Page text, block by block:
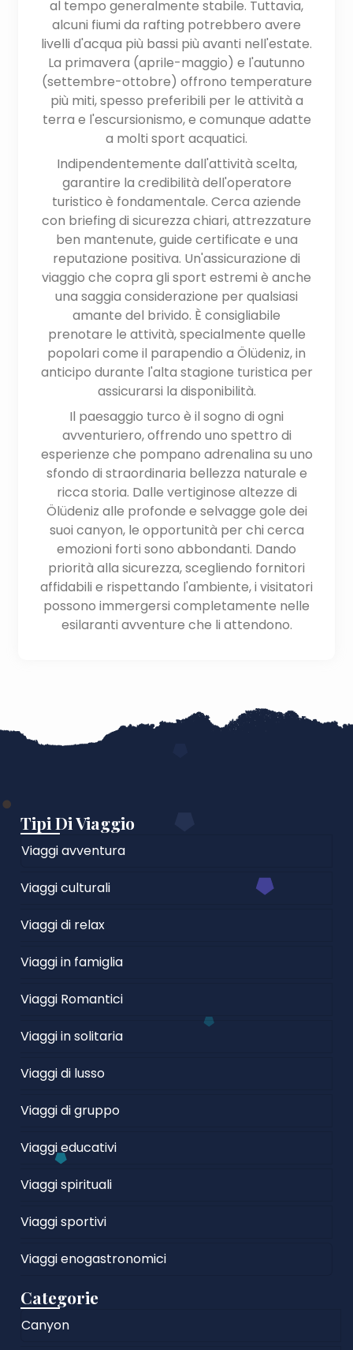
al tempo generalmente stabile. Tuttavia,
alcuni fiumi da rafting potrebbero avere
livelli d'acqua più bassi più avanti nell'estate.
La primavera (aprile-maggio) e l'autunno
(settembre-ottobre) offrono temperature
più miti, spesso preferibili per le attività a
terra e l'escursionismo, e comunque adatte
a molti sport acquatici.
Indipendentemente dall'attività scelta,
garantire la credibilità dell'operatore
turistico è fondamentale. Cerca aziende
con briefing di sicurezza chiari, attrezzature
ben mantenute, guide certificate e una
reputazione positiva. Un'assicurazione di
viaggio che copra gli sport estremi è anche
una saggia considerazione per qualsiasi
amante del brivido. È consigliabile
prenotare le attività, specialmente quelle
popolari come il parapendio a Ölüdeniz, in
anticipo durante l'alta stagione turistica per
assicurarsi la disponibilità.
Il paesaggio turco è il sogno di ogni
avventuriero, offrendo uno spettro di
esperienze che pompano adrenalina su uno
sfondo di straordinaria bellezza naturale e
ricca storia. Dalle vertiginose altezze di
Ölüdeniz alle profonde e selvagge gole dei
suoi canyon, le opportunità per chi cerca
emozioni forti sono abbondanti. Dando
priorità alla sicurezza, scegliendo fornitori
affidabili e rispettando l'ambiente, i visitatori
possono immergersi completamente nelle
esilaranti avventure che li attendono.
Tipi Di Viaggio
Viaggi avventura
Viaggi culturali
Viaggi di relax
Viaggi in famiglia
Viaggi Romantici
Viaggi in solitaria
Viaggi di lusso
Viaggi di gruppo
Viaggi educativi
Viaggi spirituali
Viaggi sportivi
Viaggi enogastronomici
Categorie
Canyon